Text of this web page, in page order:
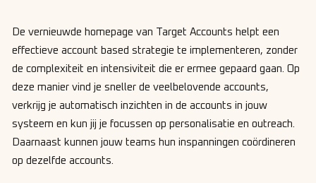
De vernieuwde homepage van Target Accounts helpt een
effectieve account based strategie te implementeren, zonder
de complexiteit en intensiviteit die er ermee gepaard gaan. Op
deze manier vind je sneller de veelbelovende accounts,
verkrijg je automatisch inzichten in de accounts in jouw
systeem en kun jij je focussen op personalisatie en outreach.
Daarnaast kunnen jouw teams hun inspanningen coördineren
op dezelfde accounts.